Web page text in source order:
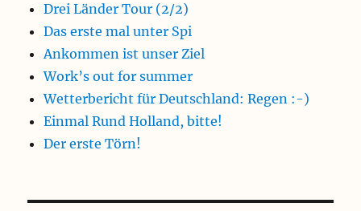
Drei Länder Tour (2/2)
Das erste mal unter Spi
Ankommen ist unser Ziel
Work’s out for summer
Wetterbericht für Deutschland: Regen :-)
Einmal Rund Holland, bitte!
Der erste Törn!